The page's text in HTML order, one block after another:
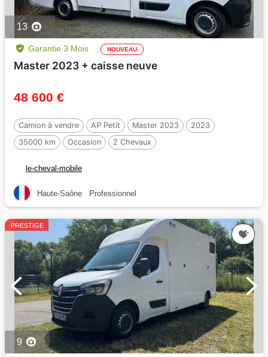
13
Garantie 3 Mois NOUVEAU
Master 2023 + caisse neuve
48 600 €
Camion à vendre AP Petit Master 2023
2023
35000 km
Occasion 2 Chevaux
le-cheval-mobile
Haute-Saône Professionnel
PRESTIGE
9